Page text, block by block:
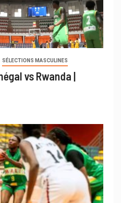
SÉLECTIONS MASCULINES
vs Rwanda |